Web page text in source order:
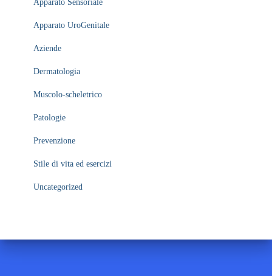
Apparato Sensoriale
Apparato UroGenitale
Aziende
Dermatologia
Muscolo-scheletrico
Patologie
Prevenzione
Stile di vita ed esercizi
Uncategorized